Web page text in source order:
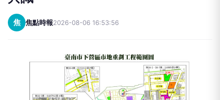
焦 焦點時報2026-08-06 16:53:56